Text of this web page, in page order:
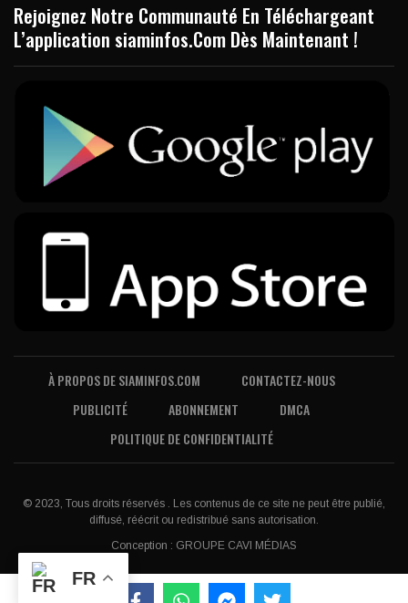
Rejoignez Notre Communauté En Téléchargeant
L’application siaminfos.Com Dès Maintenant !
À PROPOS DE SIAMINFOS.COM
CONTACTEZ-NOUS
PUBLICITÉ
ABONNEMENT
DMCA
POLITIQUE DE CONFIDENTIALITÉ
© 2023, Tous droits réservés . Les contenus de ce site ne peut être publié,
diffusé, réécrit ou redistribué sans autorisation.
Conception : GROUPE CAVI MÉDIAS
FR